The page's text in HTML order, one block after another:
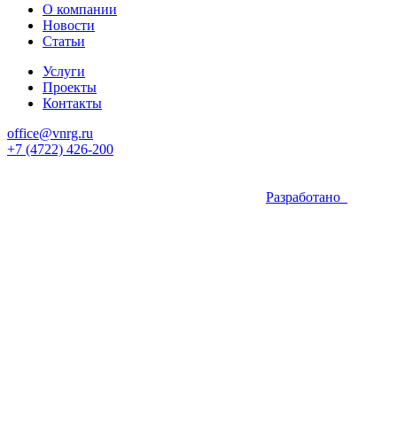
О компании
Новости
Статьи
Услуги
Проекты
Контакты
office@vnrg.ru
+7 (4722) 426-200
Разработано